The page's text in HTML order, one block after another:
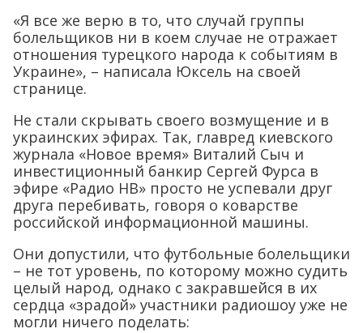
«Я все же верю в то, что случай группы
болельщиков ни в коем случае не отражает
отношения турецкого народа к событиям в
Украине», – написала Юксель на своей
странице.
Не стали скрывать своего возмущение и в
украинских эфирах. Так, главред киевского
журнала «Новое время» Виталий Сыч и
инвестиционный банкир Сергей Фурса в
эфире «Радио НВ» просто не успевали друг
друга перебивать, говоря о коварстве
российской информационной машины.
Они допустили, что футбольные болельщики
– не тот уровень, по которому можно судить
целый народ, однако с закравшейся в их
сердца «зрадой» участники радиошоу уже не
могли ничего поделать: